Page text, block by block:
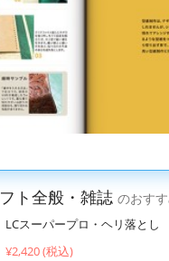
ト全般・雑誌 のおす
LCスーパープロ・ヘリ落とし
¥2,420 (税込)